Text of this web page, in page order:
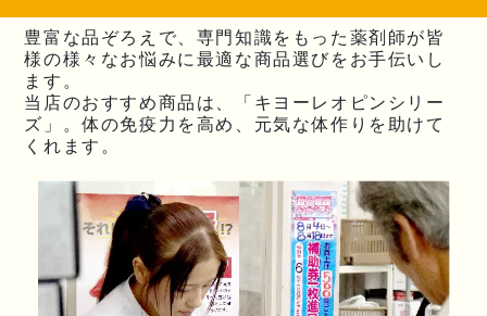
豊富な品ぞろえで、専門知識をもった薬剤師が皆
様の様々なお悩みに最適な商品選びをお手伝いし
ます。
当店のおすすめ商品は、「キヨーレオピンシリー
ズ」。体の免疫力を高め、元気な体作りを助けて
くれます。